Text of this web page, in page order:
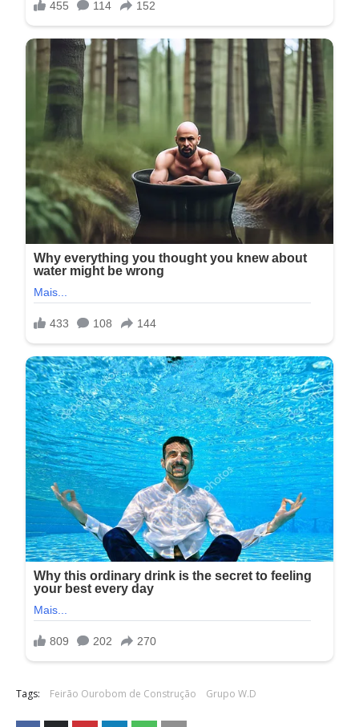
Tags: Feirão Ourobom de Construção Grupo W.D